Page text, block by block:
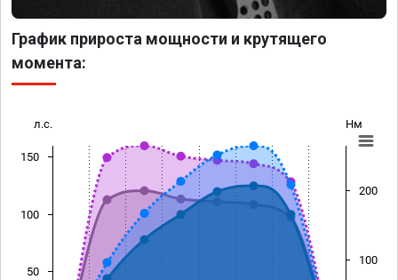
График прироста мощности и крутящего
момента:
л.с. Нм
50
100
150
100
200